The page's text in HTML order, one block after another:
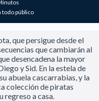
todo público
que persigue desde el
que cambiarán al
desencadena la mayor
y Sid. En la estela de
abuela cascarrabias, y la
colección de piratas
regreso a casa.